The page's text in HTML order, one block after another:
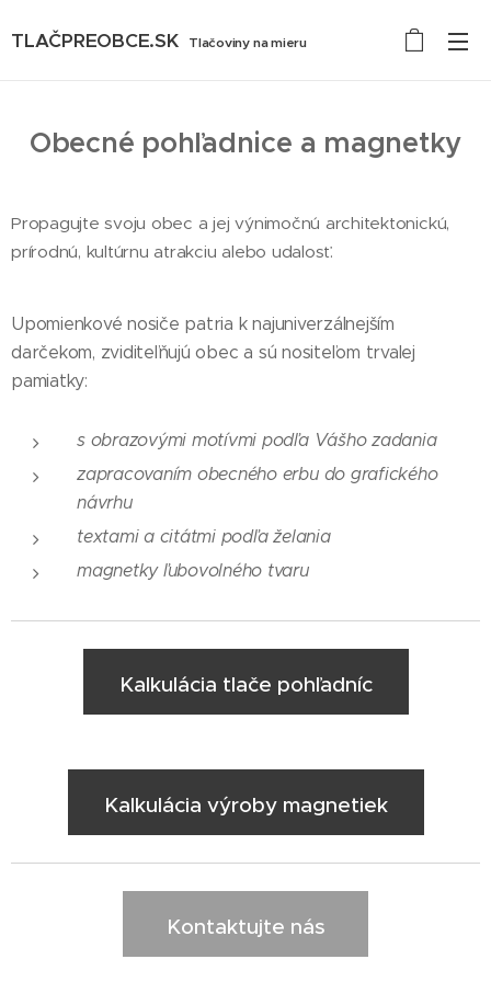
TLAČPREOBCE.SK Tlačoviny na mieru
Obecné pohľadnice a magnetky
Propagujte svoju obec a jej výnimočnú architektonickú,
prírodnú, kultúrnu atrakciu alebo udalosť.
Upomienkové nosiče patria k najuniverzálnejším
darčekom, zviditeľňujú obec a sú nositeľom trvalej
pamiatky:
s obrazovými motívmi podľa Vášho zadania
zapracovaním obecného erbu do grafického
návrhu
textami a citátmi podľa želania
magnetky ľubovolného tvaru
Kalkulácia tlače pohľadníc
Kalkulácia výroby magnetiek
Kontaktujte nás